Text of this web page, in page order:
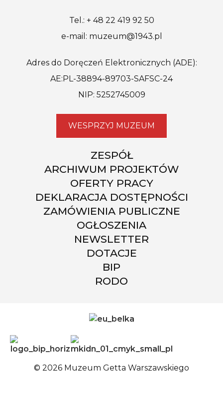
Tel.: + 48 22 419 92 50
e-mail: muzeum@1943.pl
Adres do Doręczeń Elektronicznych (ADE):
AE:PL-38894-89703-SAFSC-24
NIP: 5252745009
WESPRZYJ MUZEUM
ZESPÓŁ
ARCHIWUM PROJEKTÓW
OFERTY PRACY
DEKLARACJA DOSTĘPNOŚCI
ZAMÓWIENIA PUBLICZNE
OGŁOSZENIA
NEWSLETTER
DOTACJE
BIP
RODO
© 2026 Muzeum Getta Warszawskiego